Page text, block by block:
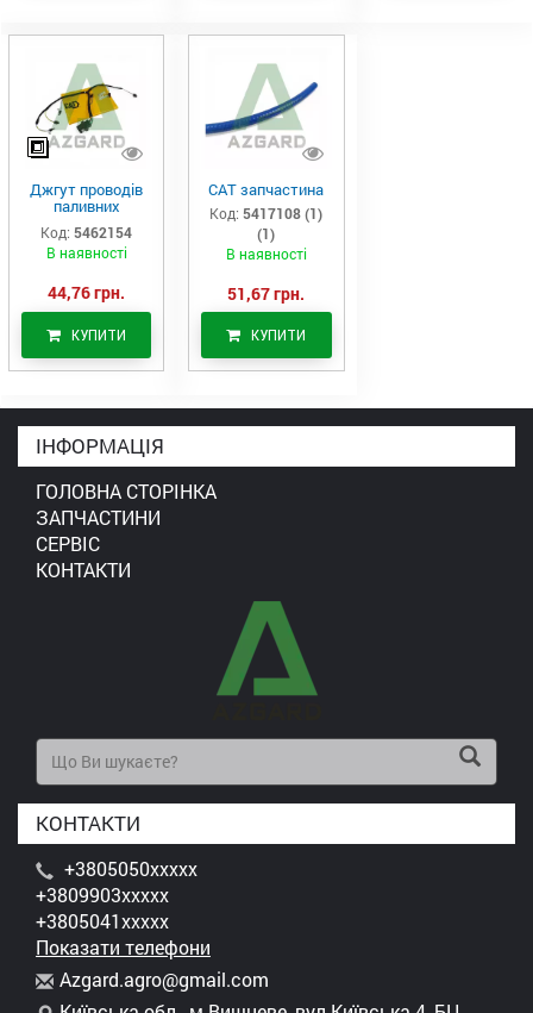
Джгут проводів
паливних
форсунок CAT
C7/C9 (546-2154)
Код: 5462154
В наявності
44,76 грн.
КУПИТИ
САТ запчастина
Код: 5417108 (1)
(1)
В наявності
51,67 грн.
КУПИТИ
ІНФОРМАЦІЯ
ГОЛОВНА СТОРІНКА
ЗАПЧАСТИНИ
СЕРВІС
КОНТАКТИ
КОНТАКТИ
+3805050xxxxx
+3809903xxxxx
+3805041xxxxx
Показати телефони
Azgard.agro@gmail.com